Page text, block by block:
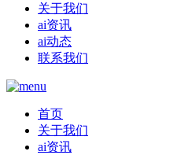
关于我们
ai资讯
ai动态
联系我们
首页
关于我们
ai资讯